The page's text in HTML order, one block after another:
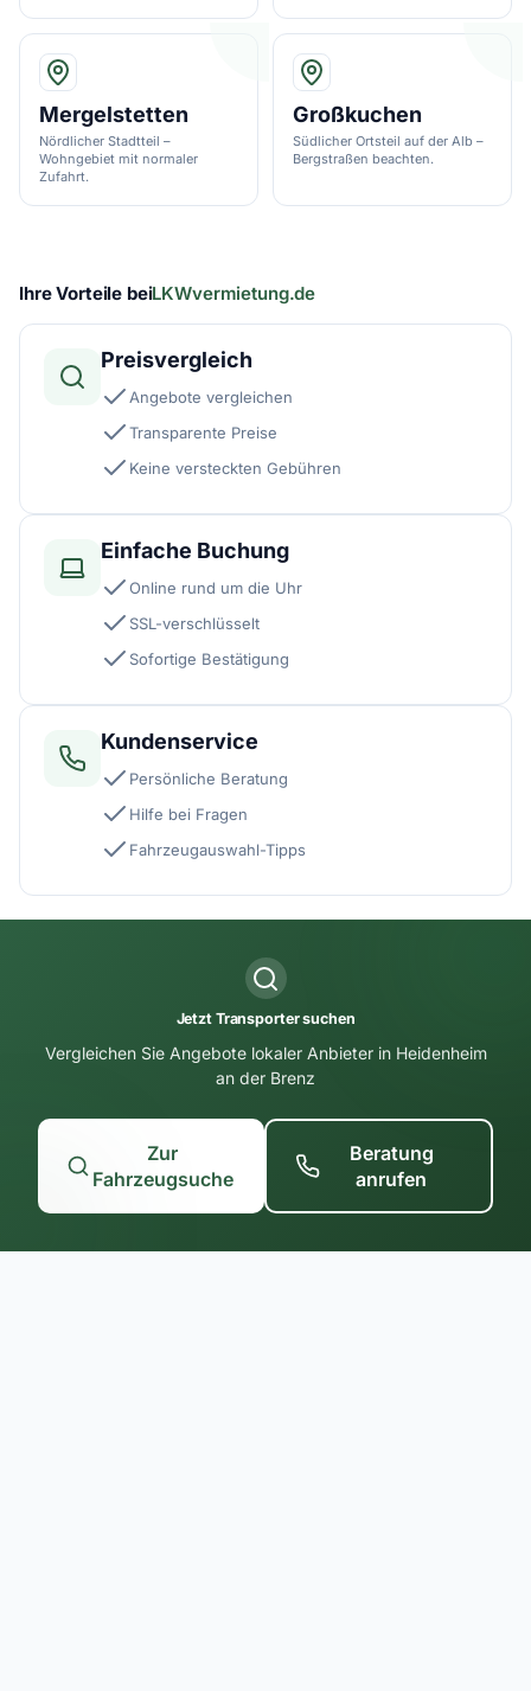
Mergelstetten
Nördlicher Stadtteil –
Wohngebiet mit normaler
Zufahrt.
Großkuchen
Südlicher Ortsteil auf der Alb –
Bergstraßen beachten.
Ihre Vorteile beiLKWvermietung.de
Preisvergleich
Angebote vergleichen
Transparente Preise
Keine versteckten Gebühren
Einfache Buchung
Online rund um die Uhr
SSL-verschlüsselt
Sofortige Bestätigung
Kundenservice
Persönliche Beratung
Hilfe bei Fragen
Fahrzeugauswahl-Tipps
Jetzt Transporter suchen
Vergleichen Sie Angebote lokaler Anbieter in Heidenheim
an der Brenz
Zur
Fahrzeugsuche
Beratung
anrufen